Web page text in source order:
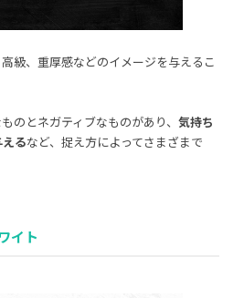
級、重厚感などのイメージを与えるこ
のとネガティブなものがあり、 気持ち
るなど、捉え方によってさまざまで
イト